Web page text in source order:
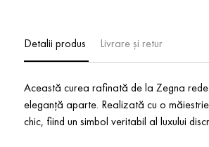
Detalii produs Livrare și retur
Această curea rafinată de la Zegna
eleganță aparte. Realizată cu o
chic, fiind un simbol veritabil al luxului